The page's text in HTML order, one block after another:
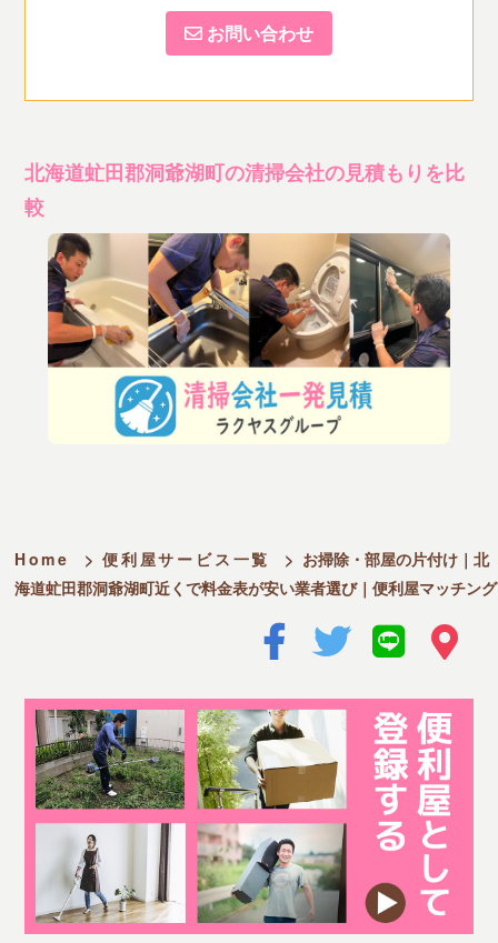
お問い合わせ
北海道虻田郡洞爺湖町の清掃会社の見積もりを比
較
Home > 便利屋サービス一覧 > お掃除・部屋の片付け｜北
海道虻田郡洞爺湖町近くで料金表が安い業者選び｜便利屋マッチング